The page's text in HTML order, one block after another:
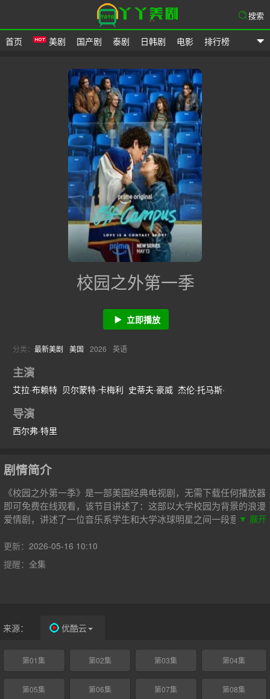
首页 美剧 国产剧 泰剧 日韩剧 电影 排行榜
搜索
校园之外第一季
立即播放
分类： 最新美剧 美国 2026 英语
主演
艾拉·布赖特 贝尔蒙特·卡梅利 史蒂夫·豪威 杰伦·托马斯·
导演
西尔弗·特里
剧情简介
《校园之外第一季》是一部美国经典电视剧，无需下载任何播放器
即可免费在线观看，该节目讲述了：这部以大学校园为背景的浪漫
爱情剧，讲述了一位音乐系学生和大学冰球明星之间一段意想不到
界的复杂性。
▼ 展开
更新： 2026-05-16 10:10
提醒： 全集
来源： 优酷云
第01集 第02集 第03集 第04集
第05集 第06集 第07集 第08集